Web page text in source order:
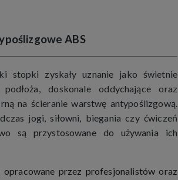
ABS
stopki zyskały uznanie jako świetnie
doskonale oddychające oraz
na ścieranie warstwę antypoślizgową.
jogi, siłowni, biegania czy ćwiczeń
są przystosowane do używania ich
opracowane przez profesjonalistów oraz